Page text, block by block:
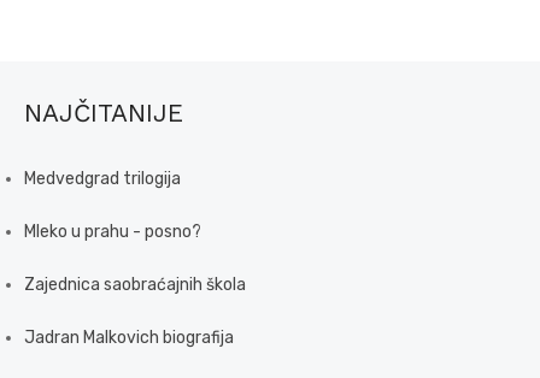
NAJČITANIJE
Medvedgrad trilogija
Mleko u prahu - posno?
Zajednica saobraćajnih škola
Jadran Malkovich biografija